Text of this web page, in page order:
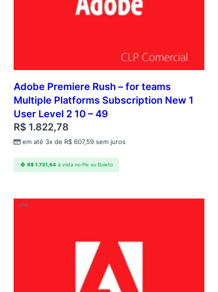
Adobe Premiere Rush – for teams
Multiple Platforms Subscription New 1
User Level 2 10 – 49
R$ 1.822,78
em até 3x de R$ 607,59 sem juros
R$1.731,64 à vista no Pix ou Boleto